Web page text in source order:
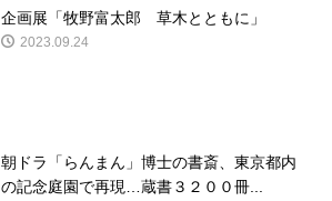
企画展「牧野富太郎 草木とともに」
2023.09.24
朝ドラ「らんまん」博士の書斎、東京都内
の記念庭園で再現…蔵書３２００冊...